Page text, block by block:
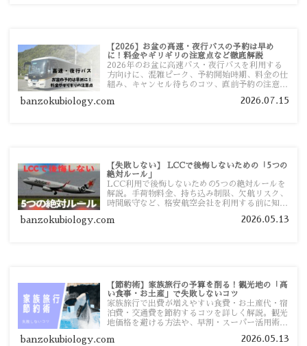
【2026】お盆の高速・夜行バスの予約は早め
に！料金やギリギリの注意点など徹底解説
2026年のお盆に高速バス・夜行バスを利用する
方向けに、混雑ピーク、予約開始時期、料金の仕
組み、キャンセル待ちのコツ、直前予約の注意点
banzokubiology.com 2026.07.15
【失敗しない】 LCCで後悔しないための「5つの
絶対ルール」
LCC利用で後悔しないための5つの絶対ルールを
解説。手荷物料金、持ち込み制限、欠航リスク、
時間厳守など、格安航空会社を利用する前に知っ
す。
banzokubiology.com 2026.05.13
【節約術】家族旅行の予算を削る！観光地の「高
い食事・お土産」で失敗しないコツ
家族旅行で出費が増えやすい食費・お土産代・宿
泊費・交通費を節約するコツを詳しく解説。観光
地価格を避ける方法や、早割・スーパー活用術、
banzokubiology.com 2026.05.13